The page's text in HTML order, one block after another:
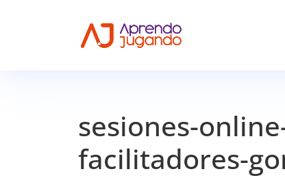
sesiones-
facilitadores-